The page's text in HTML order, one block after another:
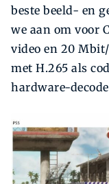
beste beeld- en
we aan om voor
video en 20
met H.265 als
hardware-